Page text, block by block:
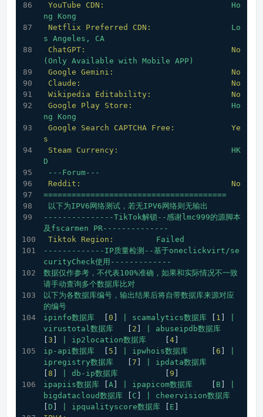
YouTube CDN:
Ho
ng
Kong
Netflix Preferred CDN:
Lo
s Angeles,
CA
ChatGPT:
No
(Only Available with Mobile APP)
Google Gemini:
No
Claude:
No
Wikipedia Editability:
No
Google Play Store:
Ho
ng
Kong
Google Search CAPTCHA Free:
Ye
s
Steam Currency:
HK
D
---Forum---
Reddit:
No
=======================================
以下为IPV6网络测试，若无IPV6网络则无输出
---------------TikTok解锁--感谢lmc999的源脚本
及fscarmen
PR--------------
Tiktok Region:
Failed
-------------IP质量检测--基于oneclickvirt/se
curityCheck使用-------------
数据仅作参考，不代表100%准确，如果和实际情况不一致
请手动查询多个数据库比对
以下为各数据库编号，输出结果后将自带数据库来源对应
的编号
ipinfo数据库
0 scamalytics数据库 1
virustotal数据库
2
abuseipdb数据库
3 ip2location数据库 4
ip-api数据库
5 ipwhois数据库 6
ipregistry数据库
7
ipdata数据库
8 db-ip数据库 9
ipapiis数据库
A ipapicom数据库 B
bigdatacloud数据库
C
cheervision数据库
D ipqualityscore数据库 E